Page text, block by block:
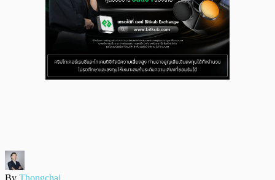
By Thongchai